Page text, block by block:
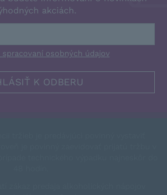
akciách.
osobných údajov